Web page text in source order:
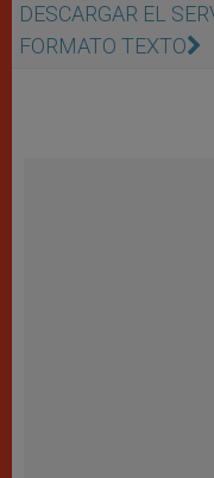
DESCARGAR EL
FORMATO TEXTO